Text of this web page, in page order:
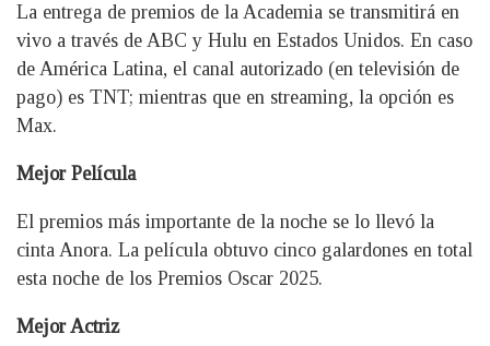
La entrega de premios de la Academia se transmitirá en
vivo a través de ABC y Hulu en Estados Unidos. En caso
de América Latina, el canal autorizado (en televisión de
pago) es TNT; mientras que en streaming, la opción es
Max.
Mejor Película
El premios más importante de la noche se lo llevó la
cinta Anora. La película obtuvo cinco galardones en total
esta noche de los Premios Oscar 2025.
Mejor Actriz